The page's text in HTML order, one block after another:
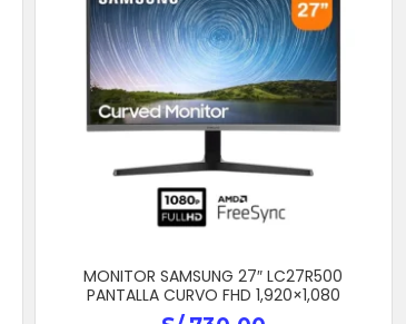
MONITOR SAMSUNG 27″ LC27R500
PANTALLA CURVO FHD 1,920×1,080